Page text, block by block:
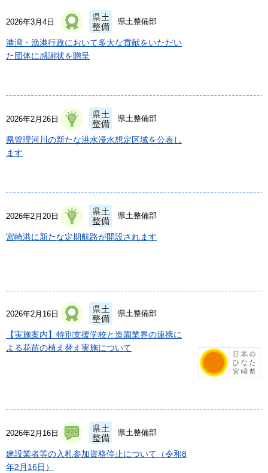
2026年3月4日 県土整備部
港湾・漁港行政において多大な貢献をいただい
た団体に感謝状を贈呈
2026年2月26日 県土整備部
県管理河川の新たな洪水浸水想定区域を公表し
ます
2026年2月20日 県土整備部
宮崎港に新たな定期航路が開設されます
2026年2月16日 県土整備部
【実施案内】特別支援学校と造園業界の連携に
よる花苗の植え替え実施について
2026年2月16日 県土整備部
建設業者等の入札参加資格停止について（令和8
年2月16日）